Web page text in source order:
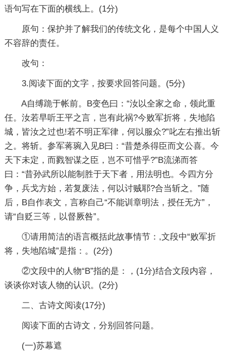
语句写在下面的横线上。(1分)
原句：保护并了解我们的传统文化，是每个中国人义
不容辞的责任。
改句：
3.阅读下面的文字，按要求回答问题。(5分)
A自缚跪于帐前。B变色曰：“汝以全家之命，领此重
任。汝若早听王平之言，岂有此祸?今败军折将，失地陷
城，皆汝之过也!若不明正军律，何以服众?”叱左右推出斩
之。将斩。参军蒋琬入见B曰：“昔楚杀得臣而文公喜。今
天下未定，而戮智谋之臣，岂不可惜乎?”B流涕而答
曰：“昔孙武所以能制胜于天下者，用法明也。今四方分
争，兵戈方始，若复废法，何以讨贼耶?合当斩之。”随
后，B自作表文，言称自己“不能训章明法，授任无方”，
请“自贬三等，以督厥咎”。
①请用简洁的语言概括此故事情节：,文段中“败军折
将，失地陷城”是指：。(2分)
②文段中的人物“B”指的是：，(1分)结合文段内容，
谈谈你对该人物的认识。(2分)
二、古诗文阅读(17分)
阅读下面的古诗文，分别回答问题。
(一)苏幕遮